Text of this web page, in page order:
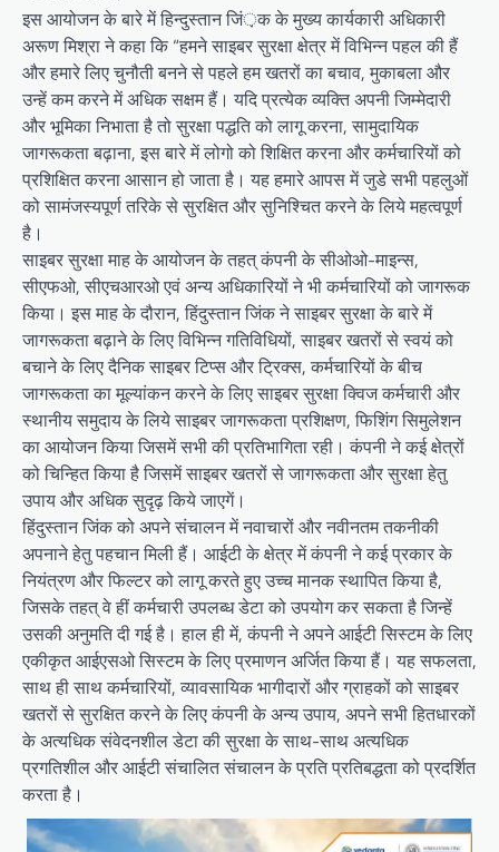
इस आयोजन के बारे में हिन्दुस्तान जिं़क के मुख्य कार्यकारी अधिकारी
अरूण मिश्रा ने कहा कि “हमने साइबर सुरक्षा क्षेत्र में विभिन्न पहल की हैं
और हमारे लिए चुनौती बनने से पहले हम खतरों का बचाव, मुकाबला और
उन्हें कम करने में अधिक सक्षम हैं। यदि प्रत्येक व्यक्ति अपनी जिम्मेदारी
और भूमिका निभाता है तो सुरक्षा पद्धति को लागू करना, सामुदायिक
जागरूकता बढ़ाना, इस बारे में लोगो को शिक्षित करना और कर्मचारियों को
प्रशिक्षित करना आसान हो जाता है। यह हमारे आपस में जुडे सभी पहलुओं
को सामंजस्यपूर्ण तरिके से सुरक्षित और सुनिश्चित करने के लिये महत्वपूर्ण
है।
साइबर सुरक्षा माह के आयोजन के तहत् कंपनी के सीओओ-माइन्स,
सीएफओ, सीएचआरओ एवं अन्य अधिकारियों ने भी कर्मचारियों को जागरूक
किया। इस माह के दौरान, हिंदुस्तान जिंक ने साइबर सुरक्षा के बारे में
जागरूकता बढ़ाने के लिए विभिन्न गतिविधियों, साइबर खतरों से स्वयं को
बचाने के लिए दैनिक साइबर टिप्स और ट्रिक्स, कर्मचारियों के बीच
जागरूकता का मूल्यांकन करने के लिए साइबर सुरक्षा क्विज कर्मचारी और
स्थानीय समुदाय के लिये साइबर जागरूकता प्रशिक्षण, फिशिंग सिमुलेशन
का आयोजन किया जिसमें सभी की प्रतिभागिता रही। कंपनी ने कई क्षेत्रों
को चिन्हित किया है जिसमें साइबर खतरों से जागरूकता और सुरक्षा हेतु
उपाय और अधिक सुदृढ़ किये जाएगें।
हिंदुस्तान जिंक को अपने संचालन में नवाचारों और नवीनतम तकनीकी
अपनाने हेतु पहचान मिली हैं। आईटी के क्षेत्र में कंपनी ने कई प्रकार के
नियंत्रण और फिल्टर को लागू करते हुए उच्च मानक स्थापित किया है,
जिसके तहत् वे हीं कर्मचारी उपलब्ध डेटा को उपयोग कर सकता है जिन्हें
उसकी अनुमति दी गई है। हाल ही में, कंपनी ने अपने आईटी सिस्टम के लिए
एकीकृत आईएसओ सिस्टम के लिए प्रमाणन अर्जित किया हैं। यह सफलता,
साथ ही साथ कर्मचारियों, व्यावसायिक भागीदारों और ग्राहकों को साइबर
खतरों से सुरक्षित करने के लिए कंपनी के अन्य उपाय, अपने सभी हितधारकों
के अत्यधिक संवेदनशील डेटा की सुरक्षा के साथ-साथ अत्यधिक
प्रगतिशील और आईटी संचालित संचालन के प्रति प्रतिबद्धता को प्रदर्शित
करता है।